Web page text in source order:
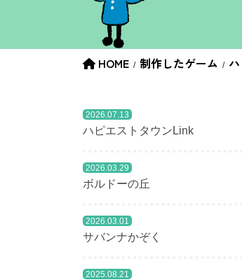
HOME 制作したゲーム
2026.07.13
ハピエストタウンLink
2026.03.29
ボルドーの丘
2026.03.01
サバンナかぞく
2025.08.21